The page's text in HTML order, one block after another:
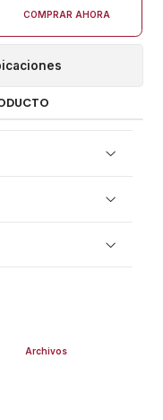
COMPRAR AHORA
Archivos